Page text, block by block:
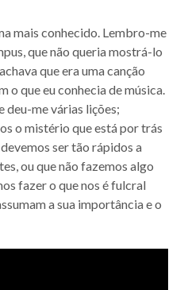
mais conhecido. Lembro-me
que não queria mostrá-lo
que era uma canção
o que eu conhecia de música.
deu-me várias lições;
o mistério que está por trás
ser tão rápidos a
ou que não fazemos algo
fazer o que nos é fulcral
a sua importância e o